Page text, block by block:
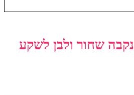
כבל USB A 3.0 נקבה שחור ולבן לשקע